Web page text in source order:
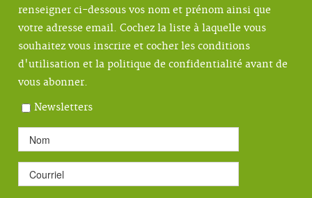
renseigner ci-dessous vos nom et prénom ainsi que
votre adresse email. Cochez la liste à laquelle vous
souhaitez vous inscrire et cocher les conditions
d'utilisation et la politique de confidentialité avant de
vous abonner.
Newsletters